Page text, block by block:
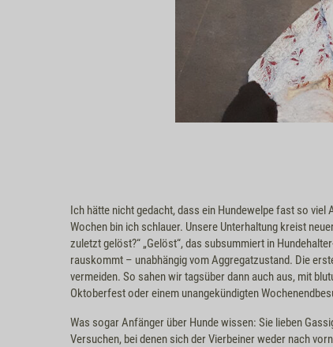
Ich hätte nicht gedacht, dass ein Hundewelpe fast so
Wochen bin ich schlauer. Unsere Unterhaltung kreist
zuletzt gelöst?“ „Gelöst“, das subsummiert in
rauskommt – unabhängig vom Aggregatzustand. Die
vermeiden. So sahen wir tagsüber dann auch aus, mit
Oktoberfest oder einem unangekündigten
Was sogar Anfänger über Hunde wissen: Sie lieben
Versuchen, bei denen sich der Vierbeiner weder nach